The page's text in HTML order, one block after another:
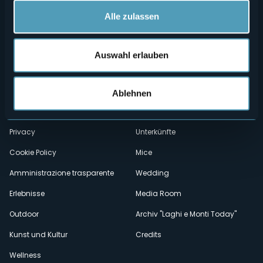
Alle zulassen
Auswahl erlauben
Ablehnen
Menù
secondario
Wer sind wir?
Kontakte
Privacy
Cookie Policy
Amministrazione trasparente
Erlebnisse
Outdoor
Kunst und Kultur
Wellness
Önogastronomie
Webcam
Events
Unterkünfte
Mice
Wedding
Media Room
Archiv "Laghi e Monti Today"
Credits